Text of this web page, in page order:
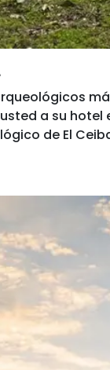
a su
de El